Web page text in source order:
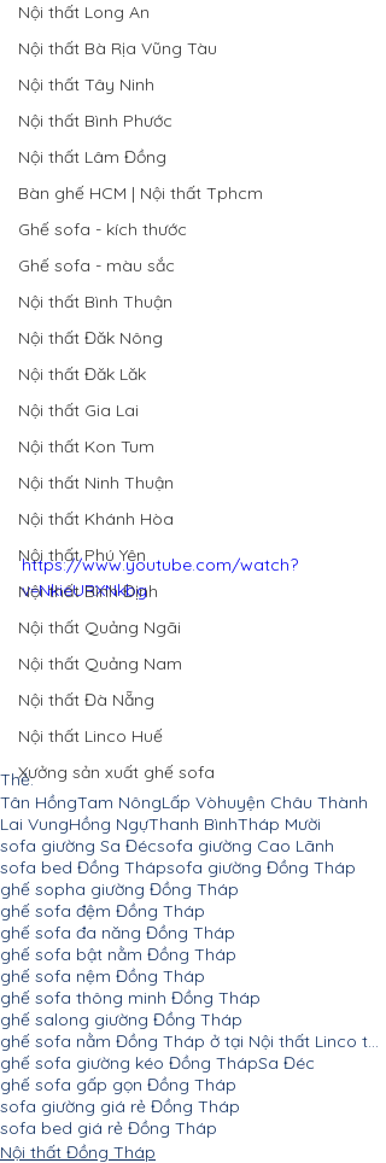
Nội thất Long An
Nội thất Bà Rịa Vũng Tàu
Nội thất Tây Ninh
Nội thất Bình Phước
Nội thất Lâm Đồng
Bàn ghế HCM | Nội thất Tphcm
Ghế sofa - kích thước
Ghế sofa - màu sắc
Nội thất Bình Thuận
Nội thất Đăk Nông
Nội thất Đăk Lăk
Nội thất Gia Lai
Nội thất Kon Tum
Nội thất Ninh Thuận
Nội thất Khánh Hòa
Nội thất Phú Yên
Nội thất Bình Định
Nội thất Quảng Ngãi
Nội thất Quảng Nam
Nội thất Đà Nẵng
Nội thất Linco Huế
Xưởng sản xuất ghế sofa
https://www.youtube.com/watch?
v=NkieURXNkbg
Thẻ:
Tân HồngTam NôngLấp Vòhuyện Châu Thành
Lai VungHồng NgựThanh BìnhTháp Mười
sofa giường Sa Đécsofa giường Cao Lãnh
sofa bed Đồng Thápsofa giường Đồng Tháp
ghế sopha giường Đồng Tháp
ghế sofa đệm Đồng Tháp
ghế sofa đa năng Đồng Tháp
ghế sofa bật nằm Đồng Tháp
ghế sofa nệm Đồng Tháp
ghế sofa thông minh Đồng Tháp
ghế salong giường Đồng Tháp
ghế sofa nằm Đồng Tháp ở tại Nội thất Linco tp thành phố Cao Lãnh
ghế sofa giường kéo Đồng ThápSa Đéc
ghế sofa gấp gọn Đồng Tháp
sofa giường giá rẻ Đồng Tháp
sofa bed giá rẻ Đồng Tháp
Nội thất Đồng Tháp